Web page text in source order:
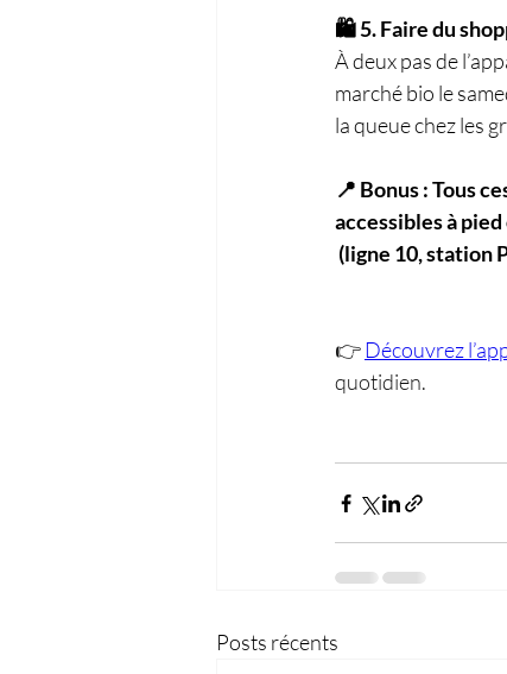
🛍️ 5. Faire du
À deux pas de
marché bio le
la queue chez les
📍 Bonus : Tous
accessibles à
(ligne 10, station
👉 Découvrez
quotidien.
Posts récents